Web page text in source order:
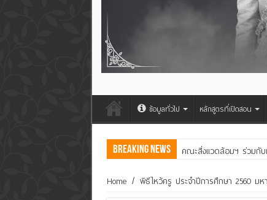
ข้อมูลทั่วไป หลักสูตรที่เปิดสอน
Breaking News คณะสิ่งแวดล้อมฯ ร่วมกับ
โครงการทำปุ๋ยอินทรีย์ เ
Home / พิธีไหว้ครู ประจำปีการศึกษา 2560 ม